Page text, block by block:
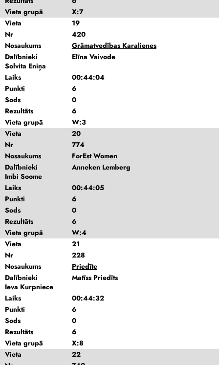
Vieta grupā
X:7
Vieta
19
Nr
420
Nosaukums
Grāmatvedības Karalienes
Dalībnieki
Elīna Vaivode
Solvita Eniņa
Laiks
00:44:04
Punkti
6
Sods
0
Rezultāts
6
Vieta grupā
W:3
Vieta
20
Nr
774
Nosaukums
ForEst Women
Dalībnieki
Anneken Lemberg
Imbi Soome
Laiks
00:44:05
Punkti
6
Sods
0
Rezultāts
6
Vieta grupā
W:4
Vieta
21
Nr
228
Nosaukums
Priedīte
Dalībnieki
Matīss Priedīts
Ieva Kurpniece
Laiks
00:44:32
Punkti
6
Sods
0
Rezultāts
6
Vieta grupā
X:8
Vieta
22